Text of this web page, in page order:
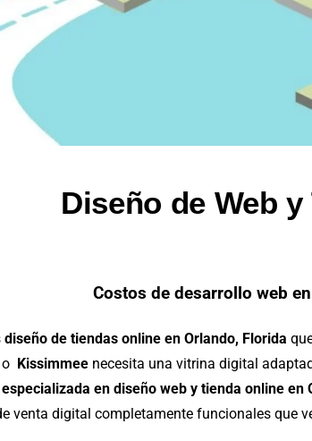
Diseño de Web
Costos de desarrollo web
diseño de tiendas online en Orlando, Florida
o Kissimmee necesita una vitrina digital
en diseño web y tienda online en
venta digital completamente funcionales que